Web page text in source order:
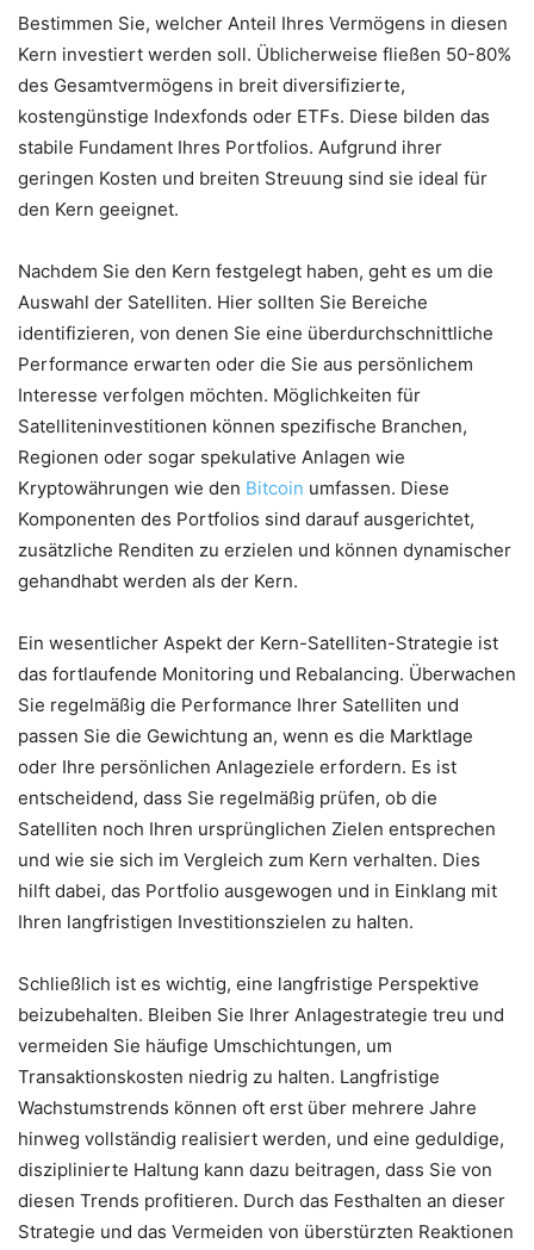
Bestimmen Sie, welcher Anteil Ihres Vermögens in diesen
Kern investiert werden soll. Üblicherweise fließen 50-80%
des Gesamtvermögens in breit diversifizierte,
kostengünstige Indexfonds oder ETFs. Diese bilden das
stabile Fundament Ihres Portfolios. Aufgrund ihrer
geringen Kosten und breiten Streuung sind sie ideal für
den Kern geeignet.
Nachdem Sie den Kern festgelegt haben, geht es um die
Auswahl der Satelliten. Hier sollten Sie Bereiche
identifizieren, von denen Sie eine überdurchschnittliche
Performance erwarten oder die Sie aus persönlichem
Interesse verfolgen möchten. Möglichkeiten für
Satelliteninvestitionen können spezifische Branchen,
Regionen oder sogar spekulative Anlagen wie
Kryptowährungen wie den Bitcoin umfassen. Diese
Komponenten des Portfolios sind darauf ausgerichtet,
zusätzliche Renditen zu erzielen und können dynamischer
gehandhabt werden als der Kern.
Ein wesentlicher Aspekt der Kern-Satelliten-Strategie ist
das fortlaufende Monitoring und Rebalancing. Überwachen
Sie regelmäßig die Performance Ihrer Satelliten und
passen Sie die Gewichtung an, wenn es die Marktlage
oder Ihre persönlichen Anlageziele erfordern. Es ist
entscheidend, dass Sie regelmäßig prüfen, ob die
Satelliten noch Ihren ursprünglichen Zielen entsprechen
und wie sie sich im Vergleich zum Kern verhalten. Dies
hilft dabei, das Portfolio ausgewogen und in Einklang mit
Ihren langfristigen Investitionszielen zu halten.
Schließlich ist es wichtig, eine langfristige Perspektive
beizubehalten. Bleiben Sie Ihrer Anlagestrategie treu und
vermeiden Sie häufige Umschichtungen, um
Transaktionskosten niedrig zu halten. Langfristige
Wachstumstrends können oft erst über mehrere Jahre
hinweg vollständig realisiert werden, und eine geduldige,
disziplinierte Haltung kann dazu beitragen, dass Sie von
diesen Trends profitieren. Durch das Festhalten an dieser
Strategie und das Vermeiden von überstürzten Reaktionen